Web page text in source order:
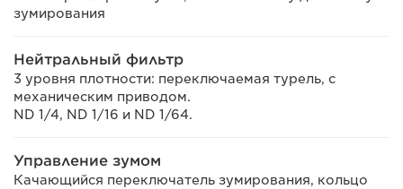
зумирования
Нейтральный фильтр
3 уровня плотности: переключаемая турель, с
механическим приводом.
ND 1/4, ND 1/16 и ND 1/64.
Управление зумом
Качающийся переключатель зумирования, кольцо